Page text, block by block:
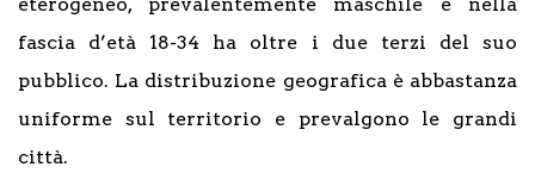
eterogeneo, prevalentemente maschile e nella
fascia d’età 18-34 ha oltre i due terzi del suo
pubblico. La distribuzione geografica è abbastanza
uniforme sul territorio e prevalgono le grandi
città.